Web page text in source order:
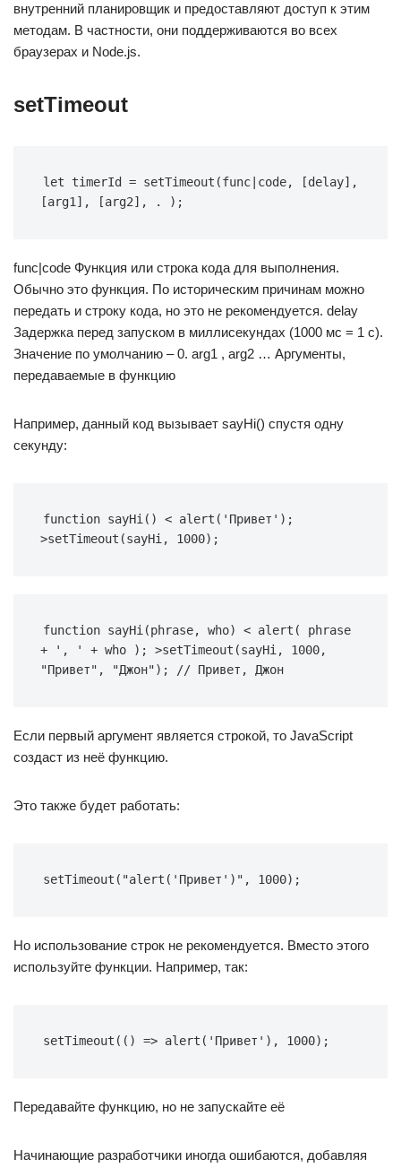
внутренний планировщик и предоставляют доступ к этим
методам. В частности, они поддерживаются во всех
браузерах и Node.js.
setTimeout
let timerId = setTimeout(func|code, [delay],
[arg1], [arg2], . );
func|code Функция или строка кода для выполнения.
Обычно это функция. По историческим причинам можно
передать и строку кода, но это не рекомендуется. delay
Задержка перед запуском в миллисекундах (1000 мс = 1 с).
Значение по умолчанию – 0. arg1 , arg2 … Аргументы,
передаваемые в функцию
Например, данный код вызывает sayHi() спустя одну
секунду:
function sayHi() < alert('Привет');
>setTimeout(sayHi, 1000);
function sayHi(phrase, who) < alert( phrase
+ ', ' + who ); >setTimeout(sayHi, 1000,
"Привет", "Джон"); // Привет, Джон
Если первый аргумент является строкой, то JavaScript
создаст из неё функцию.
Это также будет работать:
setTimeout("alert('Привет')", 1000);
Но использование строк не рекомендуется. Вместо этого
используйте функции. Например, так:
setTimeout(() => alert('Привет'), 1000);
Передавайте функцию, но не запускайте её
Начинающие разработчики иногда ошибаются, добавляя